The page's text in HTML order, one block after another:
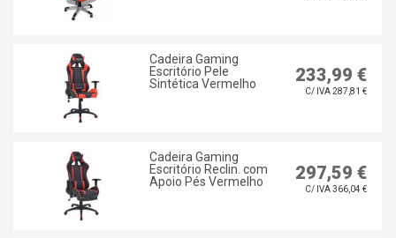
Cadeira Gaming
Escritório Pele
Sintética Vermelho
233,99 €
C/ IVA 287,81 €
Cadeira Gaming
Escritório Reclin. com
Apoio Pés Vermelho
297,59 €
C/ IVA 366,04 €